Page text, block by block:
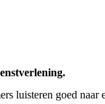
luisteren goed naar